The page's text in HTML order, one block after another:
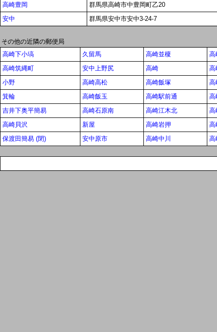
高崎豊岡
群馬県高崎市中豊岡町乙20
安中
群馬県安中市安中3-24-7
その他の近隣の郵便局
高崎下小塙
久留馬 高崎並榎
高
高崎筑縄町
安中上野尻 高崎
高
小野
高崎高松 高崎飯塚
高
箕輪
高崎飯玉 高崎駅前通
高
吉井下奥平簡易
高崎石原南 高崎江木北
高
高崎貝沢
新屋 高崎岩押
高
保渡田簡易 (閉)
安中原市 高崎中川 高